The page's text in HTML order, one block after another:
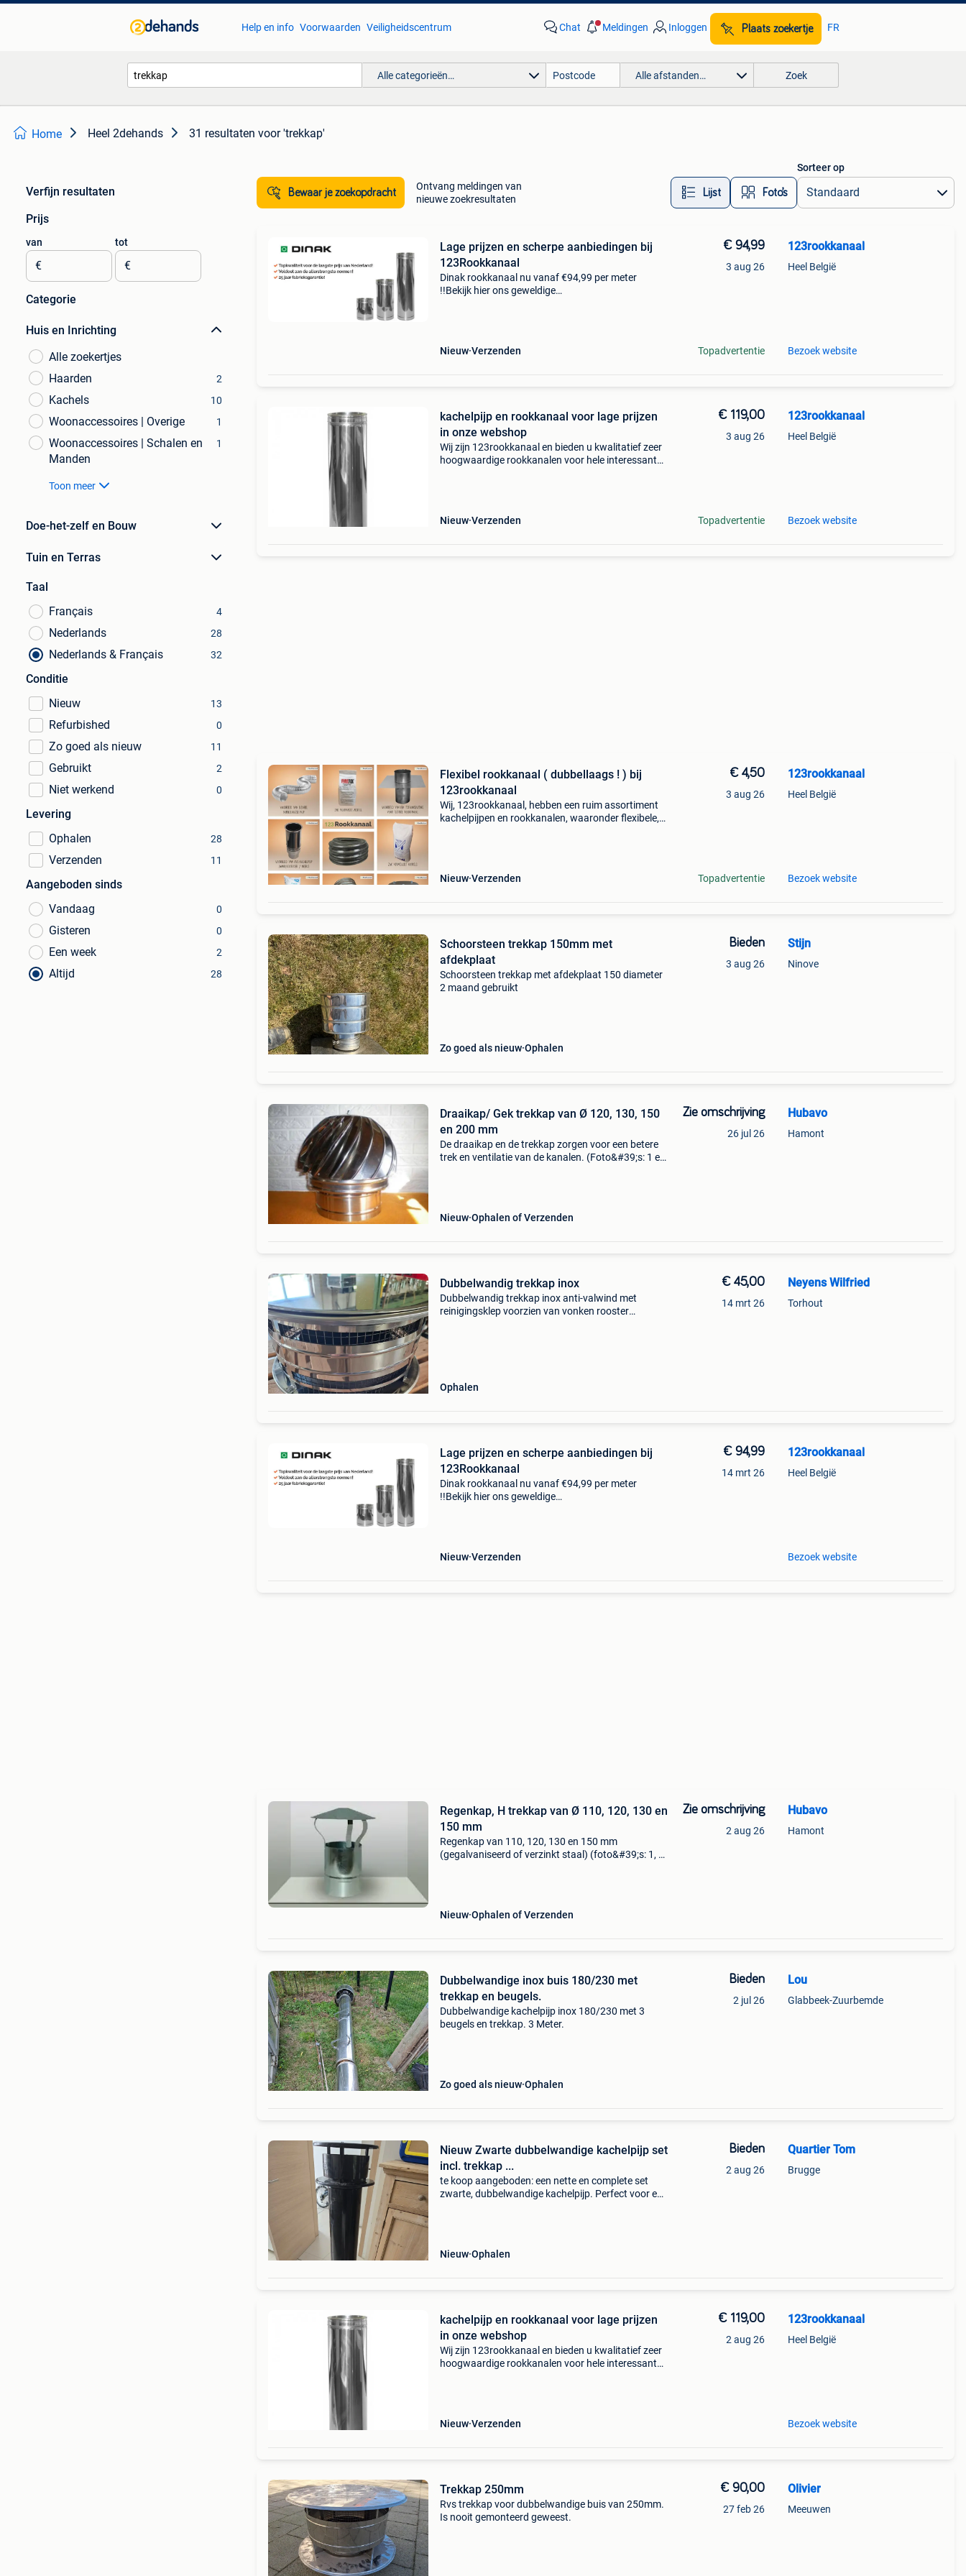
Help en info Voorwaarden Veiligheidscentrum Chat Meldingen Inloggen Plaats zoekertje FR
Alle categorieën… Alle afstanden… Zoek
Home Heel 2dehands 31 resultaten voor 'trekkap'
Verfijn resultaten
Prijs
van
€
tot
€
Categorie
Huis en Inrichting
Alle zoekertjes
Haarden
2
Kachels 10
Woonaccessoires | Overige 1
Woonaccessoires | Schalen en
Manden
1
Toon meer
Doe-het-zelf en Bouw
Tuin en Terras
Taal
Français
4
Nederlands 28
Nederlands & Français 32
Conditie
Nieuw
13
Refurbished 0
Zo goed als nieuw 11
Gebruikt 2
Niet werkend 0
Levering
Ophalen
28
Verzenden 11
Aangeboden sinds
Vandaag
0
Gisteren 0
Een week 2
Altijd 28
Bewaar je zoekopdracht
Ontvang meldingen van
nieuwe zoekresultaten
Lijst Foto’s
Sorteer op
Lage prijzen en scherpe aanbiedingen bij
123Rookkanaal
Dinak rookkanaal nu vanaf €94,99 per meter
!!Bekijk hier ons geweldige
Nieuw Verzenden
€ 94,99
3 aug 26
Topadvertentie
123rookkanaal
Heel België
Bezoek website
kachelpijp en rookkanaal voor lage prijzen
in onze webshop
Wij zijn 123rookkanaal en bieden u kwalitatief zeer
hoogwaardige rookkanalen voor hele interessante
Nieuw Verzenden
€ 119,00
3 aug 26
Topadvertentie
123rookkanaal
Heel België
Bezoek website
Flexibel rookkanaal ( dubbellaags ! ) bij
123rookkanaal
Wij, 123rookkanaal, hebben een ruim assortiment
kachelpijpen en rookkanalen, waaronder flexibele,
Nieuw Verzenden
€ 4,50
3 aug 26
Topadvertentie
123rookkanaal
Heel België
Bezoek website
Schoorsteen trekkap 150mm met
afdekplaat
Schoorsteen trekkap met afdekplaat 150 diameter
2 maand gebruikt
Zo goed als nieuw Ophalen
Bieden
3 aug 26
Stijn
Ninove
Draaikap/ Gek trekkap van Ø 120, 130, 150
en 200 mm
De draaikap en de trekkap zorgen voor een betere
trek en ventilatie van de kanalen. (Foto&#39;s: 1 en
Nieuw Ophalen of Verzenden
Zie omschrijving
26 jul 26
Hubavo
Hamont
Dubbelwandig trekkap inox
Dubbelwandig trekkap inox anti-valwind met
reinigingsklep voorzien van vonken rooster
Ophalen
€ 45,00
14 mrt 26
Neyens Wilfried
Torhout
Lage prijzen en scherpe aanbiedingen bij
123Rookkanaal
Dinak rookkanaal nu vanaf €94,99 per meter
!!Bekijk hier ons geweldige
Nieuw Verzenden
€ 94,99
14 mrt 26
123rookkanaal
Heel België
Bezoek website
Regenkap, H trekkap van Ø 110, 120, 130 en
150 mm
Regenkap van 110, 120, 130 en 150 mm
(gegalvaniseerd of verzinkt staal) (foto&#39;s: 1, 2
Nieuw Ophalen of Verzenden
Zie omschrijving
2 aug 26
Hubavo
Hamont
Dubbelwandige inox buis 180/230 met
trekkap en beugels.
Dubbelwandige kachelpijp inox 180/230 met 3
beugels en trekkap. 3 Meter.
Zo goed als nieuw Ophalen
Bieden
2 jul 26
Lou
Glabbeek-Zuurbemde
Nieuw Zwarte dubbelwandige kachelpijp set
incl. trekkap ...
​te koop aangeboden: een nette en complete set
zwarte, dubbelwandige kachelpijp. Perfect voor een
Nieuw Ophalen
Bieden
2 aug 26
Quartier Tom
Brugge
kachelpijp en rookkanaal voor lage prijzen
in onze webshop
Wij zijn 123rookkanaal en bieden u kwalitatief zeer
hoogwaardige rookkanalen voor hele interessante
Nieuw Verzenden
€ 119,00
2 aug 26
123rookkanaal
Heel België
Bezoek website
Trekkap 250mm
Rvs trekkap voor dubbelwandige buis van 250mm.
Is nooit gemonteerd geweest.
€ 90,00
27 feb 26
Olivier
Meeuwen